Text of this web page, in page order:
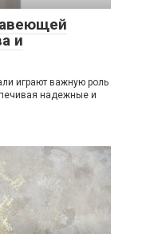
и
играют важную роль
надежные и